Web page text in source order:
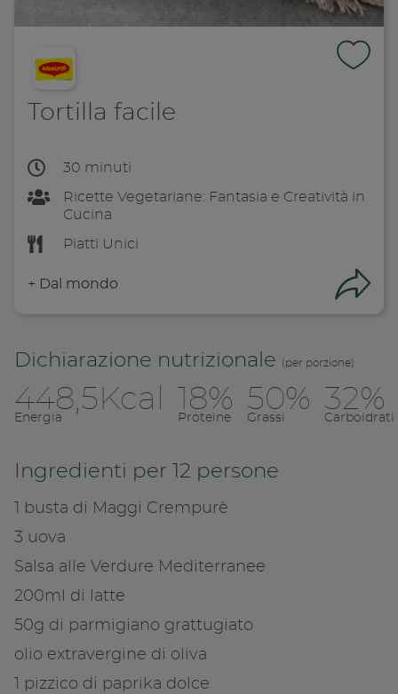
Tortilla facile
30 minuti
Ricette Vegetariane: Fantasia e Creatività in
Cucina
Piatti Unici
+ Dal mondo
Dichiarazione nutrizionale (per porzione)
448,5Kcal
Energia
18%
Proteine
50%
Grassi
32%
Carboidrati
Ingredienti per 12 persone
1 busta di Maggi Crempurè
3 uova
Salsa alle Verdure Mediterranee
200ml di latte
50g di parmigiano grattugiato
olio extravergine di oliva
1 pizzico di paprika dolce